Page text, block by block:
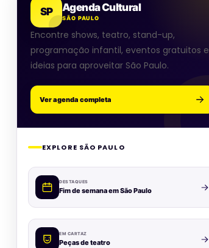
SP Agenda Cultural
SÃO PAULO
Encontre shows, teatro, stand-up,
programação infantil, eventos gratuitos e
ideias para aproveitar São Paulo.
Ver agenda completa
EXPLORE SÃO PAULO
DESTAQUES
Fim de semana em São Paulo
EM CARTAZ
Peças de teatro